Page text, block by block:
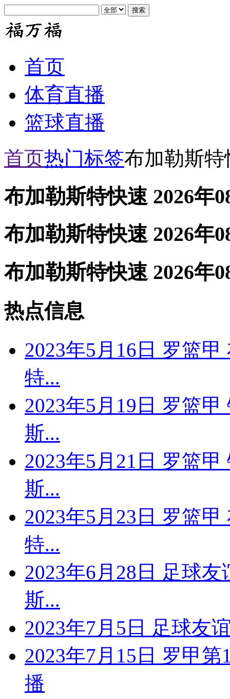
首页
体育直播
篮球直播
首页热门标签布加勒斯
布加勒斯特快速 2026年
布加勒斯特快速 2026年
布加勒斯特快速 2026年
热点信息
2023年5月16日 罗篮
特...
2023年5月19日 罗篮
斯...
2023年5月21日 罗篮
斯...
2023年5月23日 罗篮
特...
2023年6月28日 足球
斯...
2023年7月5日 足球友
2023年7月15日 罗甲
播